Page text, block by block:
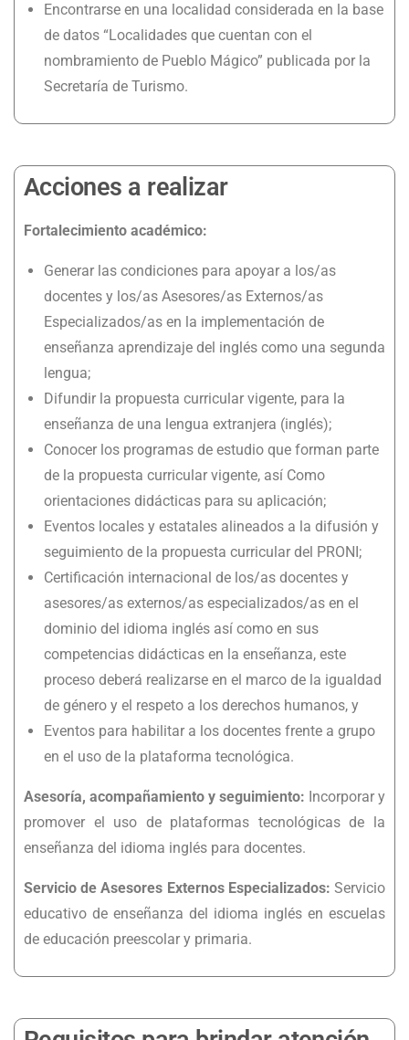
Encontrarse en una localidad considerada en la base
de datos “Localidades que cuentan con el
nombramiento de Pueblo Mágico” publicada por la
Secretaría de Turismo.
Acciones a realizar
Fortalecimiento académico:
Generar las condiciones para apoyar a los/as
docentes y los/as Asesores/as Externos/as
Especializados/as en la implementación de
enseñanza aprendizaje del inglés como una segunda
lengua;
Difundir la propuesta curricular vigente, para la
enseñanza de una lengua extranjera (inglés);
Conocer los programas de estudio que forman parte
de la propuesta curricular vigente, así Como
orientaciones didácticas para su aplicación;
Eventos locales y estatales alineados a la difusión y
seguimiento de la propuesta curricular del PRONI;
Certificación internacional de los/as docentes y
asesores/as externos/as especializados/as en el
dominio del idioma inglés así como en sus
competencias didácticas en la enseñanza, este
proceso deberá realizarse en el marco de la igualdad
de género y el respeto a los derechos humanos, y
Eventos para habilitar a los docentes frente a grupo
en el uso de la plataforma tecnológica.
Asesoría, acompañamiento y seguimiento: Incorporar y
promover el uso de plataformas tecnológicas de la
enseñanza del idioma inglés para docentes.
Servicio de Asesores Externos Especializados: Servicio
educativo de enseñanza del idioma inglés en escuelas
de educación preescolar y primaria.